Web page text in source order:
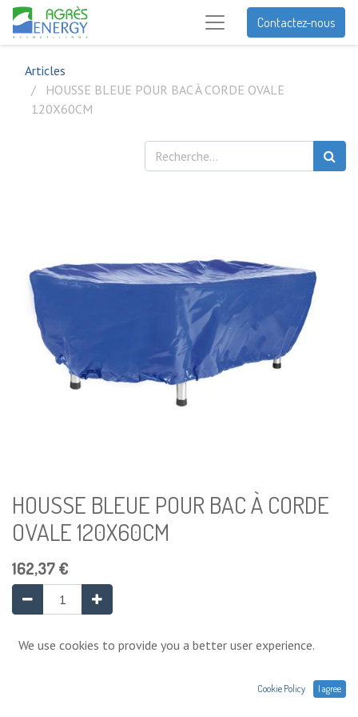
Contactez-nous
Articles
HOUSSE BLEUE POUR BAC À CORDE OVALE
120X60CM
HOUSSE BLEUE POUR BAC À CORDE
OVALE 120X60CM
162,37€
Ajouter au panier
We use cookies to provide you a better user experience.
Cookie Policy I agree